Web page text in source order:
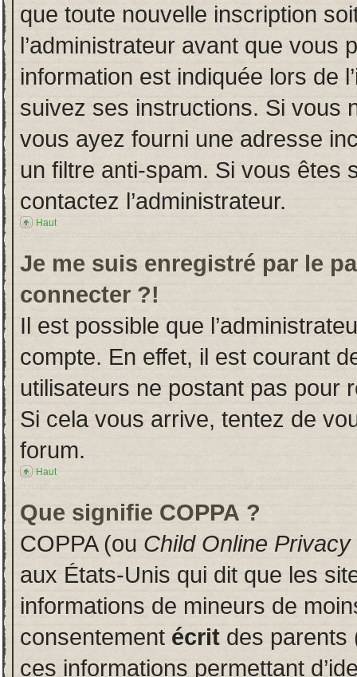
que toute nouvelle inscription
l’administrateur avant que vous
information est indiquée lors de
suivez ses instructions. Si vous
vous ayez fourni une adresse
un filtre anti-spam. Si vous êtes
contactez l’administrateur.
Haut
Je me suis enregistré par le
connecter ?!
Il est possible que
compte. En effet, il est courant
utilisateurs ne postant pas pour
Si cela vous arrive, tentez de
forum.
Haut
Que signifie COPPA ?
COPPA (ou Child Online
aux États-Unis qui dit que les
informations de mineurs de
consentement écrit des parents
ces informations permettant